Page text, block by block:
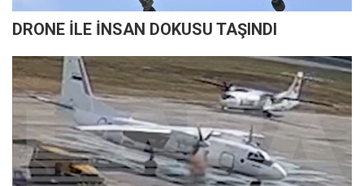
DRONE İLE İNSAN DOKUSU TAŞINDI